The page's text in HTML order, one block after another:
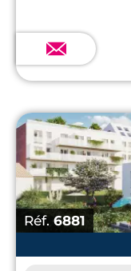
Réf. 6881